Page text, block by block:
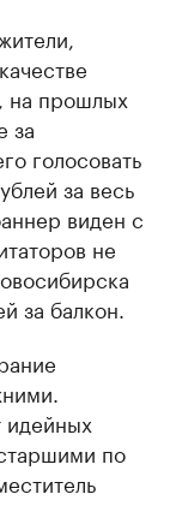
на прошлых
за
голосовать
за весь
виден с
не
за балкон.
идейных
по